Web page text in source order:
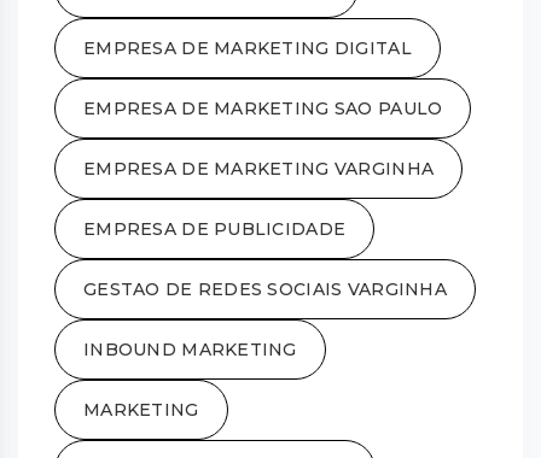
EMPRESA DE MARKETING DIGITAL
EMPRESA DE MARKETING SAO PAULO
EMPRESA DE MARKETING VARGINHA
EMPRESA DE PUBLICIDADE
GESTAO DE REDES SOCIAIS VARGINHA
INBOUND MARKETING
MARKETING